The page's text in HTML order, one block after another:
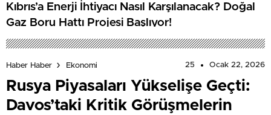
Kıbrıs’a Enerji İhtiyacı Nasıl Karşılanacak? Doğal
Gaz Boru Hattı Projesi Başlıyor!
Haber Haber Ekonomi 25 Ocak 22, 2026
Rusya Piyasaları Yükselişe Geçti:
Davos’taki Kritik Görüşmelerin